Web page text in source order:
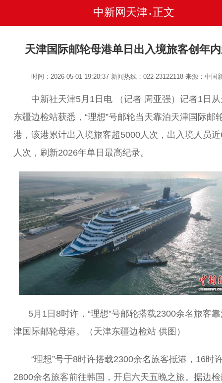
中新网天津 • 正文
天津国际邮轮母港单日出入境旅客创年
时间：2026-05-01 19:20:37 新闻热线：022-23122118来源：中国
中新社天津5月1日电 （记者 周亚强）记者1日从
东疆边检站获悉，“理想”号邮轮当天靠泊天津国际邮
港，该港累计出入境旅客超5000人次，出入境人员
人次，刷新2026年单日最高纪录。
5月1日8时许，“理想”号邮轮搭载2300余名旅客
津国际邮轮母港。（天津东疆边检站 供图）
“理想”号于8时许搭载2300余名旅客抵港，16时
2800余名旅客前往韩国，开启六天五晚之旅。据边